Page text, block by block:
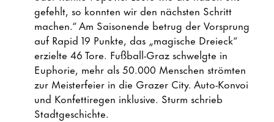
gefehlt, so konnten wir den nächsten Schritt
machen.“ Am Saisonende betrug der Vorsprung
auf Rapid 19 Punkte, das „magische Dreieck“
erzielte 46 Tore. Fußball-Graz schwelgte in
Euphorie, mehr als 50.000 Menschen strömten
zur Meisterfeier in die Grazer City. Auto-Konvoi
und Konfettiregen inklusive. Sturm schrieb
Stadtgeschichte.